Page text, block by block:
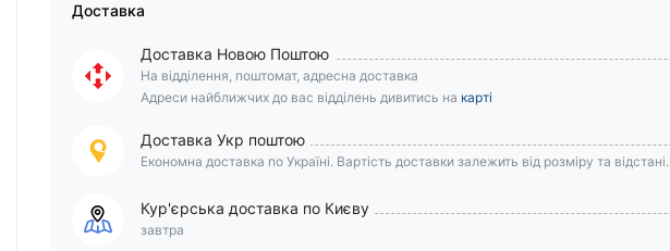
Доставка
Доставка Новою Поштою
На відділення, поштомат, адресна доставка
Адреси найближчих до вас відділень дивитись на карті
Доставка Укр поштою
Економна доставка по Україні. Вартість доставки залежить від розміру та відстані.
Кур'єрська доставка по Києву
завтра